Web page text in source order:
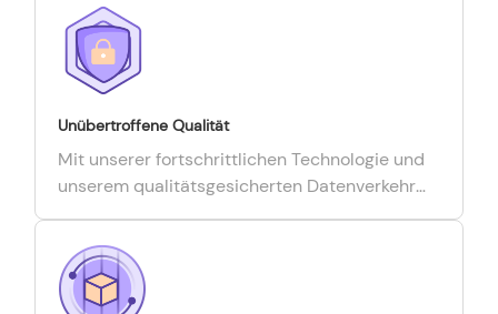
und Drittanbieter-Tools kompatibel.
Unübertroffene Qualität
Mit unserer fortschrittlichen Technologie und
unserem qualitätsgesicherten Datenverkehr